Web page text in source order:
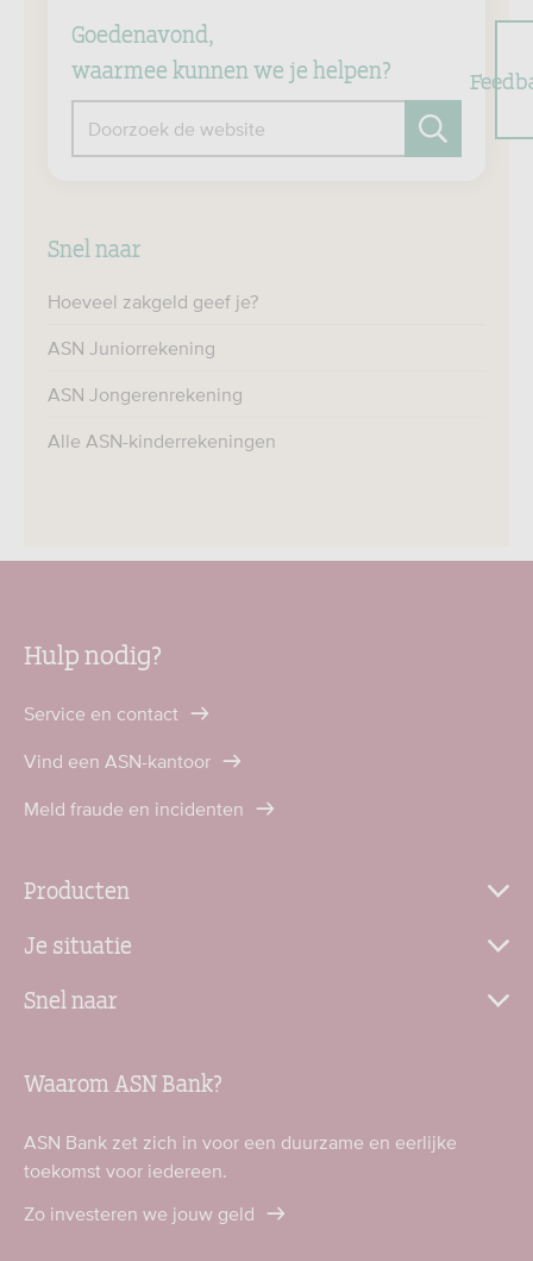
Goedenavond,
waarmee kunnen we je helpen?
Doorzoek de website
Snel naar
Hoeveel zakgeld geef je?
ASN Juniorrekening
ASN Jongerenrekening
Alle ASN-kinderrekeningen
Hulp nodig?
Service en contact
Vind een ASN-kantoor
Meld fraude en incidenten
Producten
Je situatie
Snel naar
Waarom ASN Bank?
ASN Bank zet zich in voor een duurzame en eerlijke
toekomst voor iedereen.
Zo investeren we jouw geld